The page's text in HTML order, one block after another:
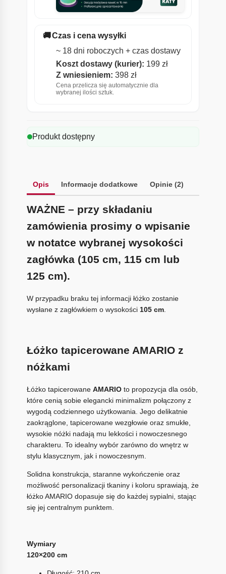
🚚Czas i cena wysyłki
~ 18 dni roboczych + czas dostawy
Koszt dostawy (kurier): 199 zł
Z wniesieniem: 398 zł
Cena przelicza się automatycznie dla
wybranej ilości sztuk.
Produkt dostępny
Opis Informacje dodatkowe Opinie (2)
WAŻNE – przy składaniu
zamówienia prosimy o wpisanie
w notatce wybranej wysokości
zagłówka (105 cm, 115 cm lub
125 cm).
W przypadku braku tej informacji łóżko zostanie
wysłane z zagłówkiem o wysokości 105 cm.
Łóżko tapicerowane AMARIO z
nóżkami
Łóżko tapicerowane AMARIOto propozycja dla osób,
które cenią sobie elegancki minimalizm połączony z
wygodą codziennego użytkowania. Jego delikatnie
zaokrąglone, tapicerowane wezgłowie oraz smukłe,
wysokie nóżki nadają mu lekkości i nowoczesnego
charakteru. To idealny wybór zarówno do wnętrz w
stylu klasycznym, jak i nowoczesnym.
Solidna konstrukcja, staranne wykończenie oraz
możliwość personalizacji tkaniny i koloru sprawiają, że
łóżko AMARIO dopasuje się do każdej sypialni, stając
się jej centralnym punktem.
Wymiary
120×200 cm